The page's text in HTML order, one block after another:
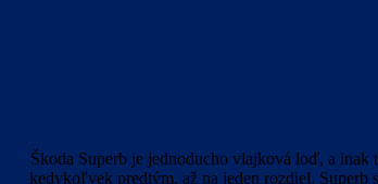
Škoda Superb je jednoducho vlajková loď, a inak
kedykoľvek predtým, až na jeden rozdiel.